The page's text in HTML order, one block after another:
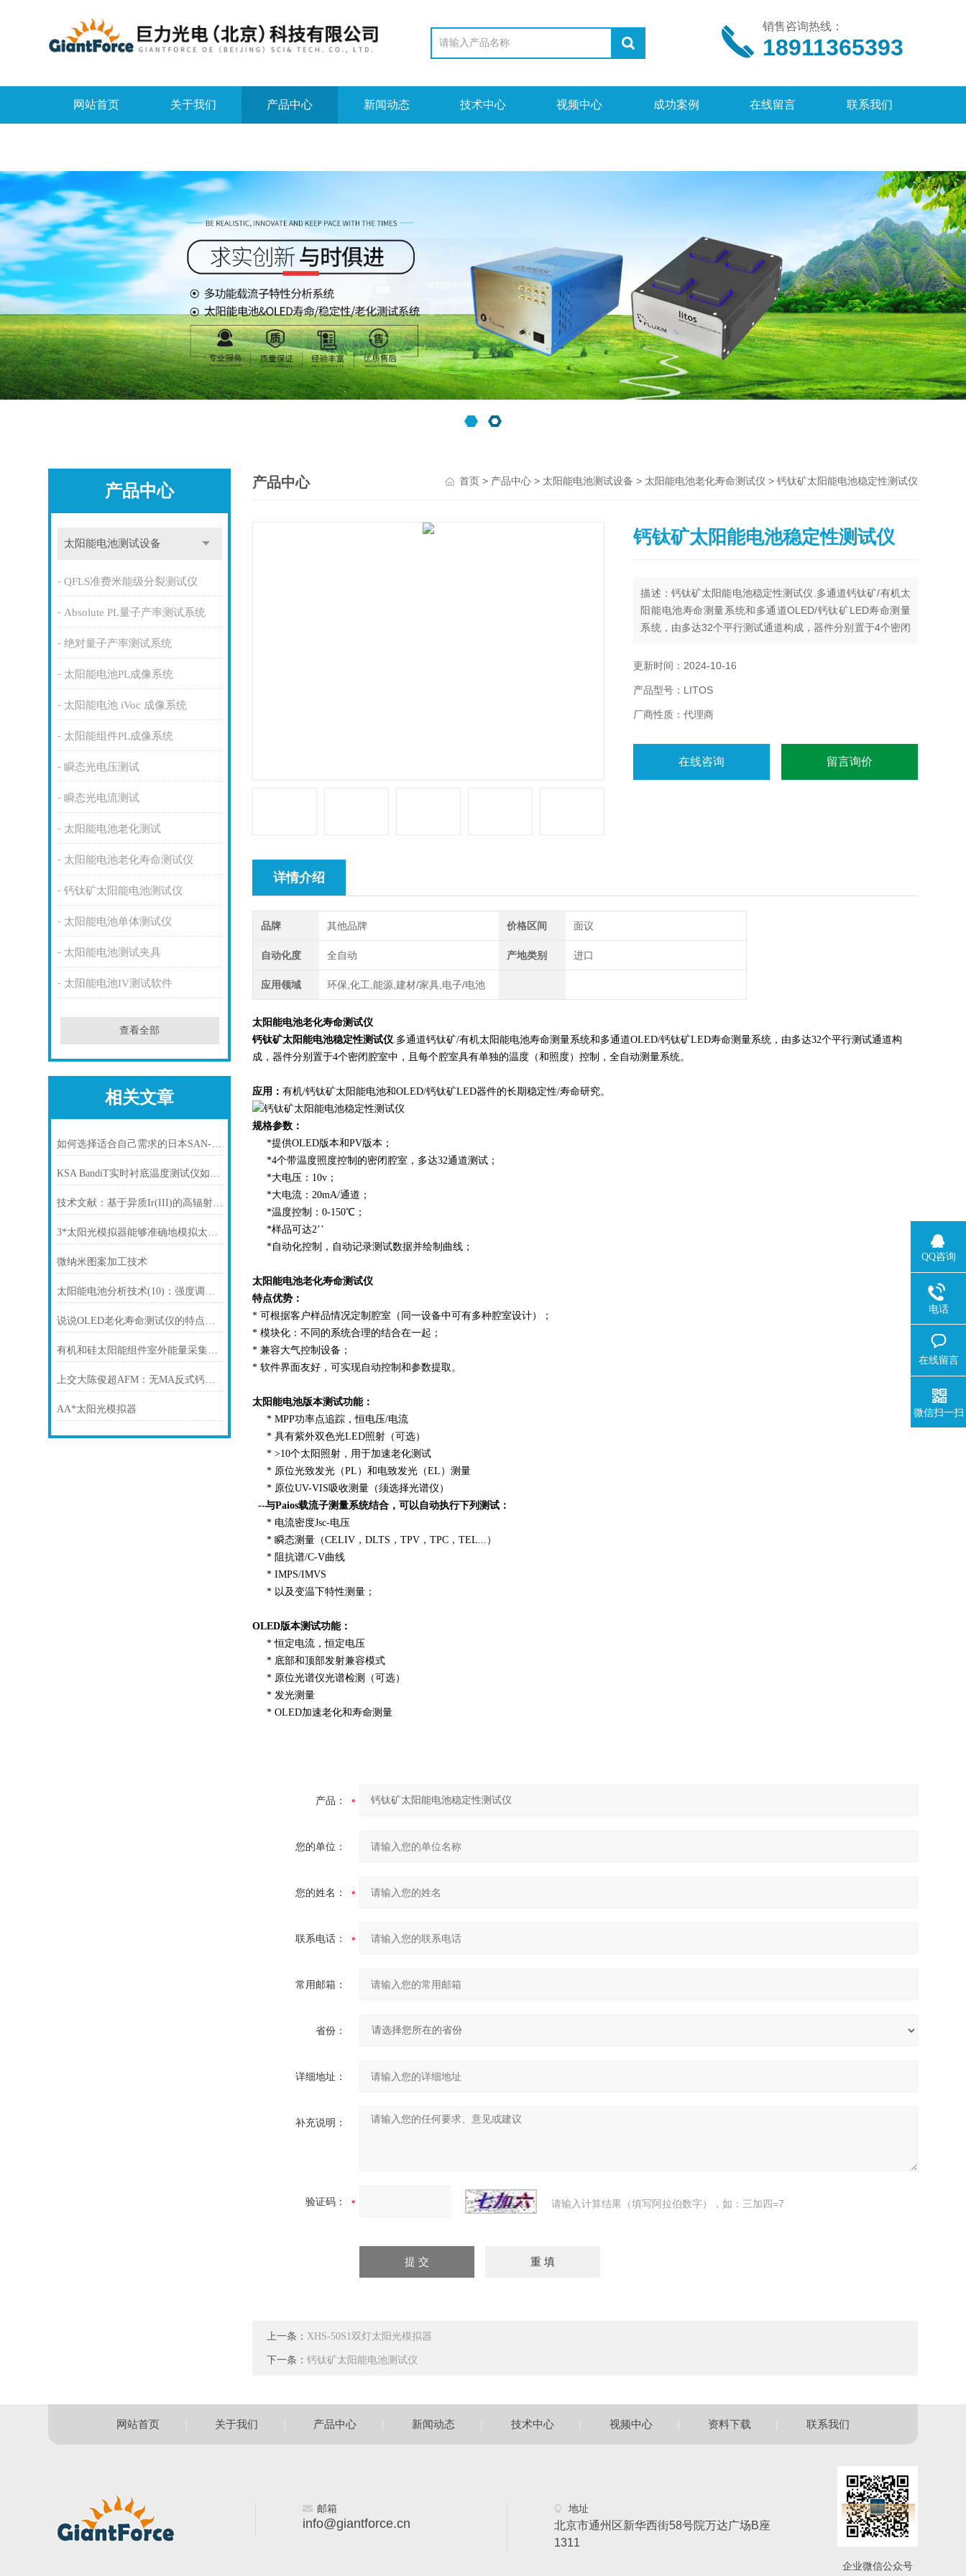
销售咨询热线：
18911365393
网站首页 关于我们 产品中心 新闻动态 技术中心 视频中心 成功案例 在线留言 联系我们
产品中心
太阳能电池测试设备
QFLS准费米能级分裂测试仪
Absolute PL量子产率测试系统
绝对量子产率测试系统
太阳能电池PL成像系统
太阳能电池 iVoc 成像系统
太阳能组件PL成像系统
瞬态光电压测试
瞬态光电流测试
太阳能电池老化测试
太阳能电池老化寿命测试仪
钙钛矿太阳能电池测试仪
太阳能电池单体测试仪
太阳能电池测试夹具
太阳能电池IV测试软件
查看全部
相关文章
如何选择适合自己需求的日本SAN-EI太阳光模拟器
KSA BandiT实时衬底温度测试仪如何实现多衬底同步监测？
技术文献：基于异质Ir(III)的高辐射容量近红外有机发光二极管
3*太阳光模拟器能够准确地模拟太阳辐射的各种性能
微纳米图案加工技术
太阳能电池分析技术(10)：强度调制光电压谱 IMVS
说说OLED老化寿命测试仪的特点概述
有机和硅太阳能组件室外能量采集效率分析
上交大陈俊超AFM：无MA反式钙钛矿太阳能电池效率超23%
AA*太阳光模拟器
产品中心 首页> 产品中心> 太阳能电池测试设备 > 太阳能电池老化寿命测试仪 > 钙钛矿太阳能电池稳定性测试仪
钙钛矿太阳能电池稳定性测试仪
描述：钙钛矿太阳能电池稳定性测试仪.多通道钙钛矿/有机太
阳能电池寿命测量系统和多通道OLED/钙钛矿LED寿命测量
系统，由多达32个平行测试通道构成，器件分别置于4个密闭
动测量系统。
更新时间：2024-10-16
产品型号：LITOS
厂商性质：代理商
在线咨询 留言询价
详情介绍
品牌 其他品牌 价格区间 面议
自动化度 全自动 产地类别 进口
应用领域 环保,化工,能源,建材/家具,电子/电池
太阳能电池老化寿命测试仪
钙钛矿太阳能电池稳定性测试仪.多通道钙钛矿/有机太阳能电池寿命测量系统和多通道OLED/钙钛矿LED寿命测量系统，由多达32个平行测试通道构
成，器件分别置于4个密闭腔室中，且每个腔室具有单独的温度（和照度）控制，全自动测量系统。
应用：有机/钙钛矿太阳能电池和OLED/钙钛矿LED器件的长期稳定性/寿命研究。
规格参数：
*提供OLED版本和PV版本；
*4个带温度照度控制的密闭腔室，多达32通道测试；
*大电压：10v；
*大电流：20mA/通道；
*温度控制：0-150℃；
*样品可达2’’
*自动化控制，自动记录测试数据并绘制曲线；
太阳能电池老化寿命测试仪
特点优势：
* 可根据客户样品情况定制腔室（同一设备中可有多种腔室设计）；
* 模块化：不同的系统合理的结合在一起；
* 兼容大气控制设备；
* 软件界面友好，可实现自动控制和参数提取。
太阳能电池版本测试功能：
* MPP功率点追踪，恒电压/电流
* 具有紫外双色光LED照射（可选）
* >10个太阳照射，用于加速老化测试
* 原位光致发光（PL）和电致发光（EL）测量
* 原位UV-VIS吸收测量（须选择光谱仪）
--与Paios载流子测量系统结合，可以自动执行下列测试：
* 电流密度Jsc-电压
* 瞬态测量（CELIV，DLTS，TPV，TPC，TEL...）
* 阻抗谱/C-V曲线
* IMPS/IMVS
* 以及变温下特性测量；
OLED版本测试功能：
* 恒定电流，恒定电压
* 底部和顶部发射兼容模式
* 原位光谱仪光谱检测（可选）
* 发光测量
* OLED加速老化和寿命测量
产品：
您的单位：
您的姓名：
联系电话：
常用邮箱：
省份：
详细地址：
补充说明：
验证码： 请输入计算结果（填写阿拉伯数字），如：三加四=7
上一条： XHS-50S1双灯太阳光模拟器
下一条：钙钛矿太阳能电池测试仪
网站首页 关于我们 产品中心 新闻动态 技术中心 视频中心 资料下载 联系我们
邮箱
info@giantforce.cn
地址
北京市通州区新华西街58号院万达广场B座
1311
企业微信公众号
QQ咨询
电话
在线留言
微信扫一扫